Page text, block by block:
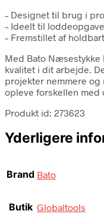
– Designet til brug i
– Ideelt til
– Fremstillet af
Med Bato
kvalitet i dit arbejde.
projekter nemmere
opleve forskellen
Produkt id: 273623
Yderligere
Brand Bato
Butik Globaltools